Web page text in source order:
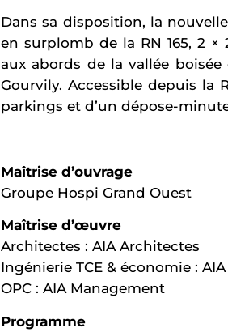
Dans sa disposition, la
en surplomb de la RN 165, 2
aux abords de la vallée
Gourvily. Accessible depuis la
parkings et d’un dépose-
Maîtrise d’ouvrage
Groupe Hospi Grand Ouest
Maîtrise d’œuvre
Architectes : AIA Architectes
Ingénierie TCE & économie :
OPC : AIA Management
Programme